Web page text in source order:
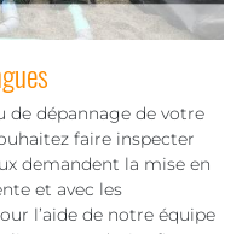
de dépannage de votre
faire inspecter
demandent la mise en
et avec les
l’aide de notre équipe